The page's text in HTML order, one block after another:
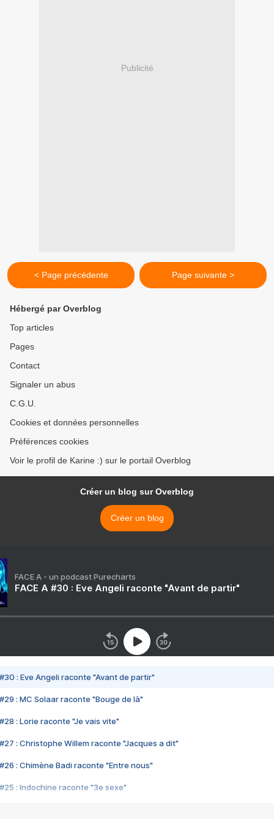
Publicité
< Page précédente Page suivante >
Hébergé par Overblog
Top articles
Pages
Contact
Signaler un abus
C.G.U.
Cookies et données personnelles
Préférences cookies
Voir le profil de Karine :) sur le portail Overblog
Créer un blog sur Overblog
Créer un blog
FACE A - un podcast Purecharts
FACE A #30 : Eve Angeli raconte "Avant de partir"
#30 : Eve Angeli raconte "Avant de partir"
#29 : MC Solaar raconte "Bouge de là"
#28 : Lorie raconte "Je vais vite"
#27 : Christophe Willem raconte "Jacques a dit"
#26 : Chimène Badi raconte "Entre nous"
#25 : Indochine raconte "3e sexe"